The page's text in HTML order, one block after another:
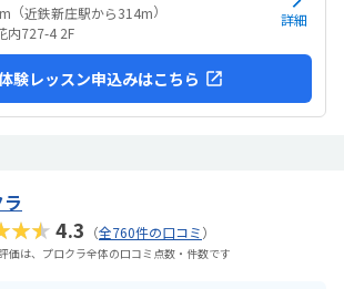
（近鉄新庄駅から314m）
内727-4 2F
詳細
験レッスン申込みはこちら
4.3 （全760件の口コミ）
価は、プロクラ全体の口コミ点数・件数です